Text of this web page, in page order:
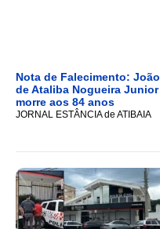
Nota de Falecimento: João
de Ataliba Nogueira Junior
morre aos 84 anos
JORNAL ESTÂNCIA de ATIBAIA